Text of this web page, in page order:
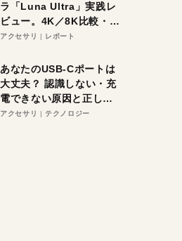
ラ「Luna Ultra」実践レ
ビュー。4K／8K比較・ズ
ーム・夜間撮影をチェッ
アクセサリ レポート
あなたのUSB-Cポートは
大丈夫？ 認識しない・充
電できない原因と正しい
対策
アクセサリ テクノロジー